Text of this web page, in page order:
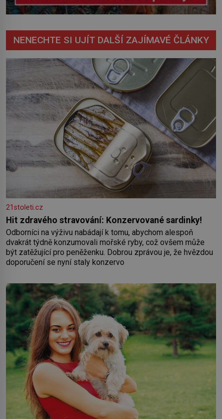
NENECHTE SI UJÍT DALŠÍ ZAJÍMAVÉ ČLÁNKY
21stoleti.cz
Hit zdravého stravování: Konzervované sardinky!
Odborníci na výživu nabádají k tomu, abychom alespoň
dvakrát týdně konzumovali mořské ryby, což ovšem může
být zatěžující pro peněženku. Dobrou zprávou je, že hvězdou
doporučení se nyní staly konzervo